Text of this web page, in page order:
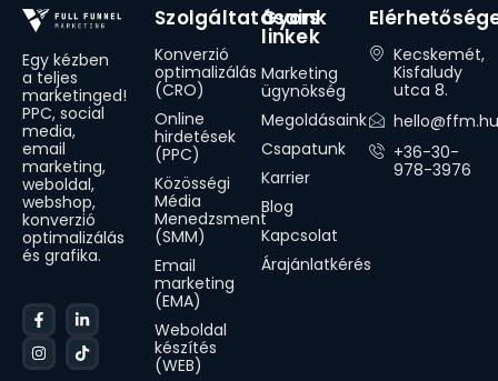
Egy kézben
a teljes
marketinged!
PPC, social
media,
email
marketing,
weboldal,
webshop,
konverzió
optimalizálás
és grafika.
Szolgáltatásaink
Konverzió
optimalizálás
(CRO)
Online
hirdetések
(PPC)
Közösségi
Média
Menedzsment
(SMM)
Email
marketing
(EMA)
Weboldal
készítés
(WEB)
Gyors
linkek
Marketing
ügynökség
Megoldásaink
Csapatunk
Karrier
Blog
Kapcsolat
Árajánlatkérés
Kecskemét,
Kisfaludy
utca 8.
+36-30-
978-3976